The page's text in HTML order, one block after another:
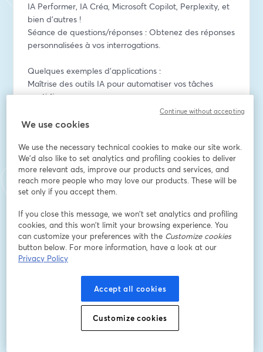
IA Performer, IA Créa, Microsoft Copilot, Perplexity, et
bien d'autres !
Séance de questions/réponses : Obtenez des réponses
personnalisées à vos interrogations.
Quelques exemples d’applications :
Maîtrise des outils IA pour automatiser vos tâches
quotidiennes.
Utilisation de l’IA pour optimiser vos processus internes
Formations individuelles accessibles à tous : Apprenez
à votre rythme, depuis chez vous, avec des experts.
Des avantages concrets : Apprenez à intégrer l'IA dans
votre métier, quels que soient votre secteur et votre
niveau.
Un bonus exclusif pour tous les participants présents.
*
We use cookies
We use the necessary technical cookies to make our site work.
We'd also like to set analytics and profiling cookies to deliver
more relevant ads, improve our products and services, and
reach more people who may love our products. These will be
set only if you accept them.
If you close this message, we won’t set analytics and profiling
cookies, and this won’t limit your browsing experience. You
can customize your preferences with the Customize cookies
button below. For more information, have a look at our
Privacy Policy
Accept all cookies
Customize cookies
Continue without accepting